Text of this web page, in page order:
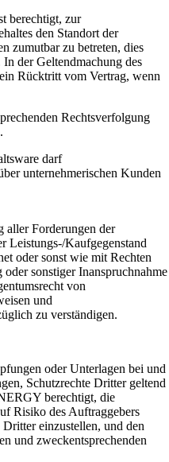
berechtigt, zur
den Standort der
zumutbar zu betreten, dies
der Geltendmachung des
Rücktritt vom Vertrag, wenn
Rechtsverfolgung
darf
unternehmerischen Kunden
aller Forderungen der
Kaufgegenstand
oder sonst wie mit Rechten
sonstiger Inanspruchnahme
von
und
zu verständigen.
oder Unterlagen bei und
Schutzrechte Dritter geltend
berechtigt, die
Risiko des Auftraggebers
einzustellen, und den
und zweckentsprechenden